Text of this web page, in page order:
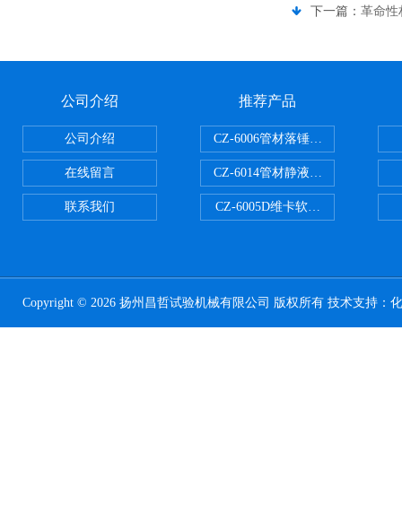
下一篇： 革命
公司介绍
公司介绍
在线留言
联系我们
推荐产品
CZ-6006管材落锤冲击试验机
CZ-6014管材静液压爆破试验机
CZ-6005D维卡软化点温度测定仪
Copyright © 2026 扬州昌哲试验机械有限公司 版权所有 技术支持：